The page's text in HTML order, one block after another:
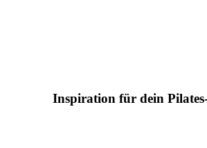
Inspiration für dein